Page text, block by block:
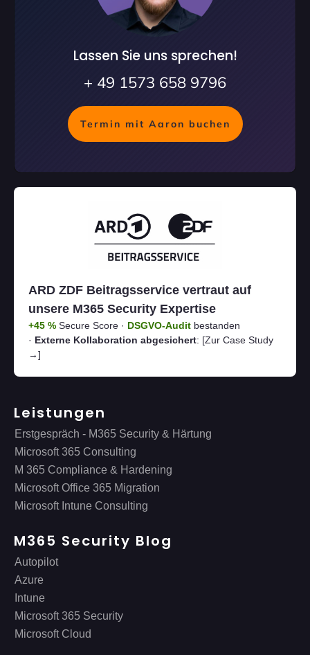
Lassen Sie uns sprechen!
+ 49 1573 658 9796
Termin mit Aaron buchen
ARD ZDF Beitragsservice vertraut auf
unsere M365 Security Expertise
+45 % Secure Score · DSGVO-Audit bestanden
· Externe Kollaboration abgesichert: [Zur Case Study
→]
Leistungen
Erstgespräch - M365 Security & Härtung
Microsoft 365 Consulting
M 365 Compliance & Hardening
Microsoft Office 365 Migration
Microsoft Intune Consulting
M365 Security Blog
Autopilot
Azure
Intune
Microsoft 365 Security
Microsoft Cloud